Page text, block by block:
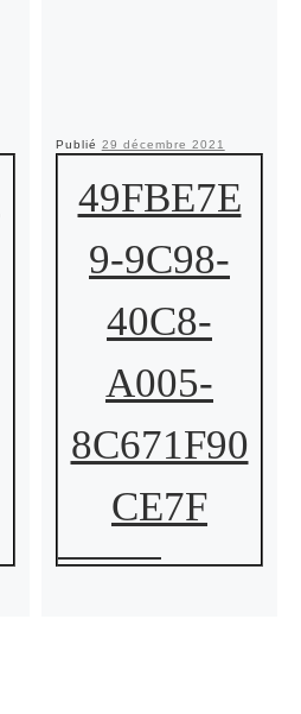
Publié 29 décembre 2021
49FBE7E
9-9C98-
40C8-
A005-
8C671F90
CE7F